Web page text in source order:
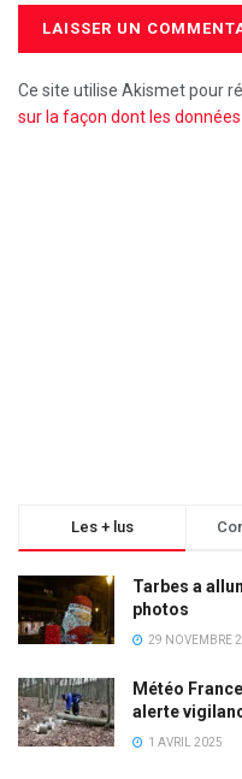
Ce site utilise Akismet pour
sur la façon dont les
Les + lus
Tarbes a
photos
29 NOVEMBRE
Météo
alerte
1 AVRIL 2025